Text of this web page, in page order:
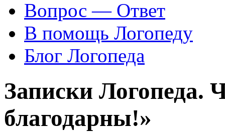
Вопрос — Ответ
В помощь Логопеду
Блог Логопеда
Записки Логопеда.
благодарны!»